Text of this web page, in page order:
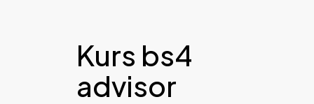
Kurs bs4
advisor